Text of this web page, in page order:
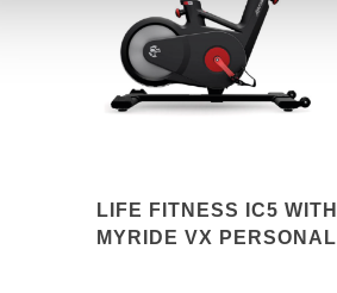
LIFE FITNESS IC5 WITH
MYRIDE VX PERSONAL